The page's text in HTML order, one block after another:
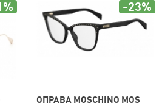
ОПРАВА MOSCHINO MOS
-23%